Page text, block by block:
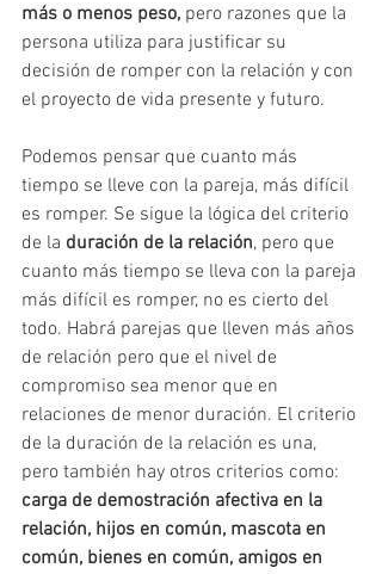
más o menos peso, pero razones que la
persona utiliza para justificar su
decisión de romper con la relación y con
el proyecto de vida presente y futuro.
Podemos pensar que cuanto más
tiempo se lleve con la pareja, más difícil
es romper. Se sigue la lógica del criterio
de la duración de la relación, pero que
cuanto más tiempo se lleva con la pareja
más difícil es romper, no es cierto del
todo. Habrá parejas que lleven más años
de relación pero que el nivel de
compromiso sea menor que en
relaciones de menor duración. El criterio
de la duración de la relación es una,
pero también hay otros criterios como:
carga de demostración afectiva en la
relación, hijos en común, mascota en
común, bienes en común, amigos en